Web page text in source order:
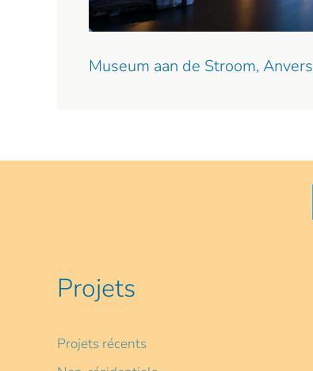
Museum aan de Stroom, Anvers
Projets
Projets récents